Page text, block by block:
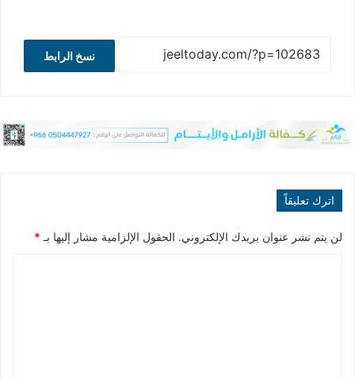
نسخ الرابط
اترك تعليقاً
لن يتم نشر عنوان بريدك الإلكتروني. الحقول الإلزامية مشار إليها بـ *